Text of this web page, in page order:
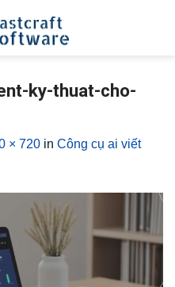
ky-thuat-cho-
× 720 in Công cụ ai viết